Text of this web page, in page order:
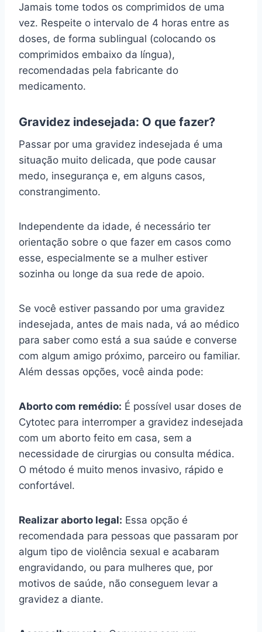
Jamais tome todos os comprimidos de uma
vez. Respeite o intervalo de 4 horas entre as
doses, de forma sublingual (colocando os
comprimidos embaixo da língua),
recomendadas pela fabricante do
medicamento.
Gravidez indesejada: O que fazer?
Passar por uma gravidez indesejada é uma
situação muito delicada, que pode causar
medo, insegurança e, em alguns casos,
constrangimento.
Independente da idade, é necessário ter
orientação sobre o que fazer em casos como
esse, especialmente se a mulher estiver
sozinha ou longe da sua rede de apoio.
Se você estiver passando por uma gravidez
indesejada, antes de mais nada, vá ao médico
para saber como está a sua saúde e converse
com algum amigo próximo, parceiro ou familiar.
Além dessas opções, você ainda pode:
Aborto com remédio: É possível usar doses de
Cytotec para interromper a gravidez indesejada
com um aborto feito em casa, sem a
necessidade de cirurgias ou consulta médica.
O método é muito menos invasivo, rápido e
confortável.
Realizar aborto legal: Essa opção é
recomendada para pessoas que passaram por
algum tipo de violência sexual e acabaram
engravidando, ou para mulheres que, por
motivos de saúde, não conseguem levar a
gravidez a diante.